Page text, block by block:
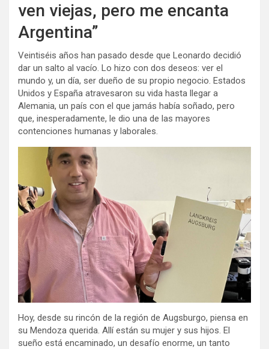
ven viejas, pero me encanta
Argentina”
Veintiséis años han pasado desde que Leonardo decidió
dar un salto al vacío. Lo hizo con dos deseos: ver el
mundo y, un día, ser dueño de su propio negocio. Estados
Unidos y España atravesaron su vida hasta llegar a
Alemania, un país con el que jamás había soñado, pero
que, inesperadamente, le dio una de las mayores
contenciones humanas y laborales.
Hoy, desde su rincón de la región de Augsburgo, piensa en
su Mendoza querida. Allí están su mujer y sus hijos. El
sueño está encaminado, un desafío enorme, un tanto